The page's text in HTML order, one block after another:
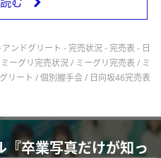
アンドグリート -完売状況-完売表 - 日
ミーグリ完売状況/ ミーグリ完売表 / ミ
リート /個別握手会/ 日向坂46完売表
卒業写真だけが知っ